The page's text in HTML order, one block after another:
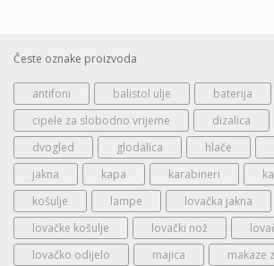
Česte oznake proizvoda
antifoni balistol ulje baterija
cipele za slobodno vrijeme
dizalica
dvogled
glodalica hlače
jakna
kapa karabineri
košulje
lampe lovačka jakna
lovačke košulje
lovački nož
lovačko odijelo
majica
makaze